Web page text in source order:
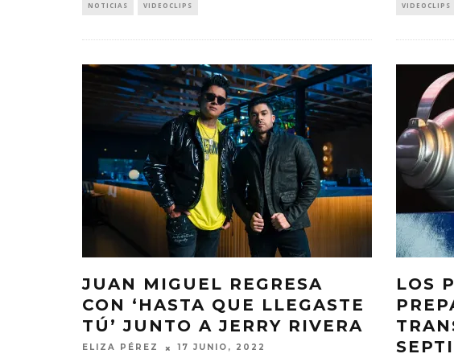
NOTICIAS VIDEOCLIPS VIDEOCLIPS
JUAN MIGUEL REGRESA
CON ‘HASTA QUE LLEGASTE
TÚ’ JUNTO A JERRY RIVERA
ELIZA PÉREZ 17 JUNIO, 2022
LOS